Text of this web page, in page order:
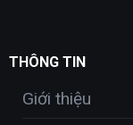
THÔNG TIN
Giới thiệu